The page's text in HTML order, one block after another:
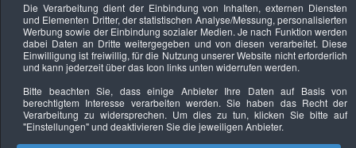
Keine Termine
Datenschutzerklärung Urheberrechtsnachweise Nachhaltigkeit
Copyright © 2026. Bundesverband Deutscher
Sachverständiger und Fachgutachter e.V..
Die Verarbeitung dient der Einbindung von Inhalten, externen Diensten
und Elementen Dritter, der statistischen Analyse/Messung, personalisierten
Werbung sowie der Einbindung sozialer Medien. Je nach Funktion werden
dabei Daten an Dritte weitergegeben und von diesen verarbeitet. Diese
Einwilligung ist freiwillig, für die Nutzung unserer Website nicht erforderlich
und kann jederzeit über das Icon links unten widerrufen werden.
Bitte beachten Sie, dass einige Anbieter Ihre Daten auf Basis von
berechtigtem Interesse verarbeiten werden. Sie haben das Recht der
Verarbeitung zu widersprechen. Um dies zu tun, klicken Sie bitte auf
"Einstellungen"und deaktivieren Sie die jeweiligen Anbieter.